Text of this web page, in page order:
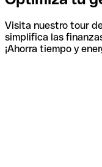
Visita nuestro tour
simplifica las
¡Ahorra tiempo y